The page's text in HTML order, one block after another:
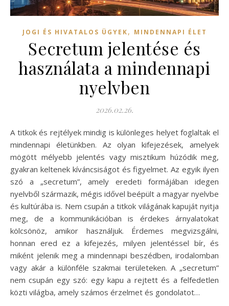
JOGI ÉS HIVATALOS ÜGYEK, MINDENNAPI ÉLET
Secretum jelentése és
használata a mindennapi
nyelvben
2026.02.26.
A titkok és rejtélyek mindig is különleges helyet foglaltak el
mindennapi életünkben. Az olyan kifejezések, amelyek
mögött mélyebb jelentés vagy misztikum húzódik meg,
gyakran keltenek kíváncsiságot és figyelmet. Az egyik ilyen
szó a „secretum”, amely eredeti formájában idegen
nyelvből származik, mégis idővel beépült a magyar nyelvbe
és kultúrába is. Nem csupán a titkok világának kapuját nyitja
meg, de a kommunikációban is érdekes árnyalatokat
kölcsönöz, amikor használjuk. Érdemes megvizsgálni,
honnan ered ez a kifejezés, milyen jelentéssel bír, és
miként jelenik meg a mindennapi beszédben, irodalomban
vagy akár a különféle szakmai területeken. A „secretum”
nem csupán egy szó: egy kapu a rejtett és a felfedetlen
közti világba, amely számos érzelmet és gondolatot…